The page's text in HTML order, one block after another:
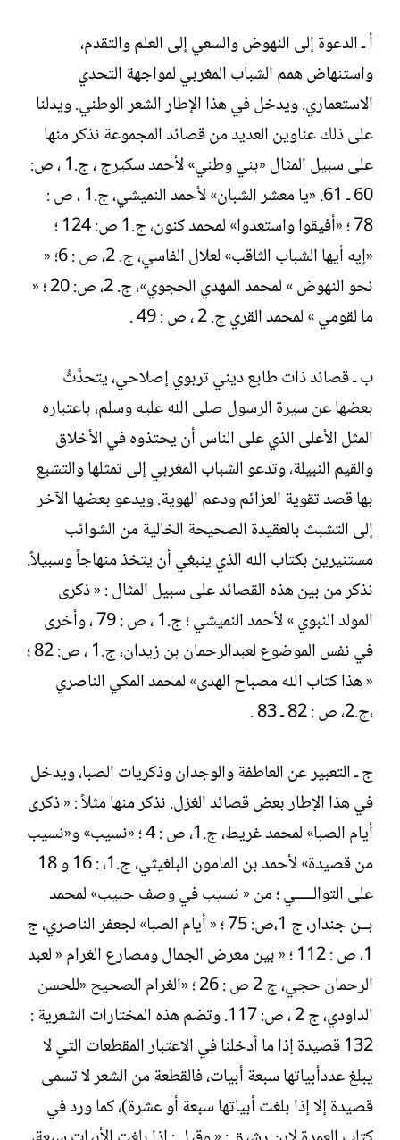
أ ـ الدعوة إلى النهوض والسعي إلى العلم والتقدم،
واستنهاض همم الشباب المغربي لمواجهة التحدي
الاستعماري. ويدخل في هذا الإطار الشعر الوطني. ويدلنا
على ذلك عناوين العديد من قصائد المجموعة نذكر منها
على سبيل المثال «بني وطني» لأحمد سكيرج ، ج.1 ، ص:
60 ـ 61. «يا معشر الشبان» لأحمد النميشي، ج.1 ، ص :
78 ؛ «أفيقوا واستعدوا» لمحمد كنون، ج.1 ص: 124 ؛
«إيه أيها الشباب الثاقب» لعلال الفاسي، ج. 2، ص : 6؛ «
نحو النهوض » لمحمد المهدي الحجوي»، ج. 2، ص: 20 ؛ «
ما لقومي » لمحمد القري ج. 2 ، ص : 49 .
ب ـ قصائد ذات طابع ديني تربوي إصلاحي، يتحدَّثُ
بعضها عن سيرة الرسول صلى الله عليه وسلم، باعتباره
المثل الأعلى الذي على الناس أن يحتذوه في الأخلاق
والقيم النبيلة، وتدعو الشباب المغربي إلى تمثلها والتشبع
بها قصد تقوية العزائم ودعم الهوية. ويدعو بعضها الآخر
إلى التشبث بالعقيدة الصحيحة الخالية من الشوائب
مستنيرين بكتاب الله الذي ينبغي أن يتخذ منهاجاً وسبيلاً.
نذكر من بين هذه القصائد على سبيل المثال : « ذكرى
المولد النبوي » لأحمد النميشي ؛ ج.1 ، ص : 79 ، وأخرى
في نفس الموضوع لعبدالرحمان بن زيدان، ج.1 ، ص: 82 ؛
« هذا كتاب الله مصباح الهدى» لمحمد المكي الناصري
،ج.2، ص : 82 ـ 83 .
ج ـ التعبير عن العاطفة والوجدان وذكريات الصبا، ويدخل
في هذا الإطار بعض قصائد الغزل. نذكر منها مثلاً : « ذكرى
أيام الصبا» لمحمد غريط، ج.1، ص : 4 ؛ «نسيب» و«نسيب
من قصيدة» لأحمد بن المامون البلغيثي، ج.1، : 16 و 18
على التوالـــــي ؛ من « نسيب في وصف حبيب» لمحمد
بــن جندار، ج 1،ص: 75 ؛ « أيام الصبا» لجعفر الناصري، ج
1، ص : 112 ؛ « بين معرض الجمال ومصارع الغرام « لعبد
الرحمان حجي، ج 2 ص : 26 ؛ «الغرام الصحيح «للحسن
الداودي، ج 2 ، ص: 117. وتضم هذه المختارات الشعرية :
132 قصيدة إذا ما أدخلنا في الاعتبار المقطعات التي لا
يبلغ عددأبياتها سبعة أبيات، فالقطعة من الشعر لا تسمى
قصيدة إلا إذا بلغت أبياتها سبعة أو عشرة)، كما ورد في